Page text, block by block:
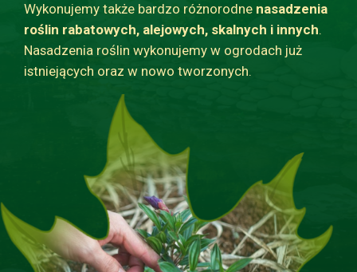
Wykonujemy także bardzo różnorodne nasadzenia
roślin rabatowych, alejowych, skalnych i innych.
Nasadzenia roślin wykonujemy w ogrodach już
istniejących oraz w nowo tworzonych.